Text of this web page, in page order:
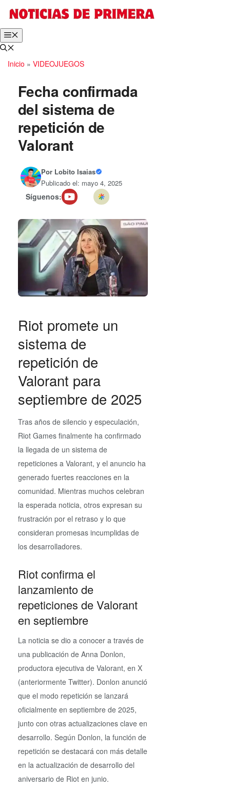
Inicio » VIDEOJUEGOS
Fecha confirmada
del sistema de
repetición de
Valorant
Por Lobito Isaias
Publicado el: mayo 4, 2025
Síguenos:
Riot promete un
sistema de
repetición de
Valorant para
septiembre de 2025
Tras años de silencio y especulación,
Riot Games finalmente ha confirmado
la llegada de un sistema de
repeticiones a Valorant, y el anuncio ha
generado fuertes reacciones en la
comunidad. Mientras muchos celebran
la esperada noticia, otros expresan su
frustración por el retraso y lo que
consideran promesas incumplidas de
los desarrolladores.
Riot confirma el
lanzamiento de
repeticiones de Valorant
en septiembre
La noticia se dio a conocer a través de
una publicación de Anna Donlon,
productora ejecutiva de Valorant, en X
(anteriormente Twitter). Donlon anunció
que el modo repetición se lanzará
oficialmente en septiembre de 2025,
junto con otras actualizaciones clave en
desarrollo. Según Donlon, la función de
repetición se destacará con más detalle
en la actualización de desarrollo del
aniversario de Riot en junio.